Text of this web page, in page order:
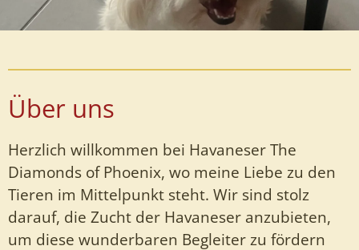
Über uns
Herzlich willkommen bei Havaneser The
Diamonds of Phoenix, wo meine Liebe zu den
Tieren im Mittelpunkt steht. Wir sind stolz
darauf, die Zucht der Havaneser anzubieten,
um diese wunderbaren Begleiter zu fördern